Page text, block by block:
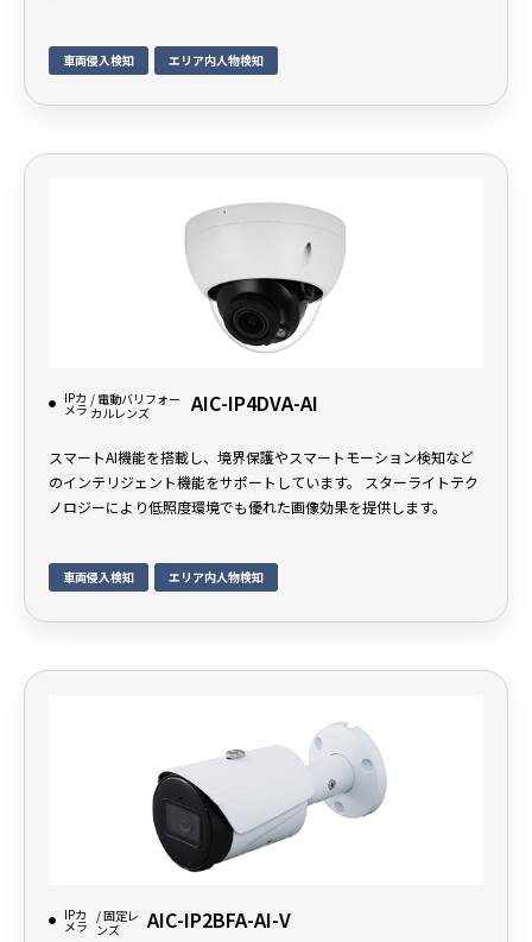
車両侵入検知 エリア内人物検知
IPカ
メラ
/ 電動バリフォー
カルレンズ
AIC-IP4DVA-AI
スマートAI機能を搭載し、境界保護やスマートモーション検知など
のインテリジェント機能をサポートしています。 スターライトテク
ノロジーにより低照度環境でも優れた画像効果を提供します。
車両侵入検知 エリア内人物検知
IPカ
メラ
/ 固定レ
ンズ
AIC-IP2BFA-AI-V